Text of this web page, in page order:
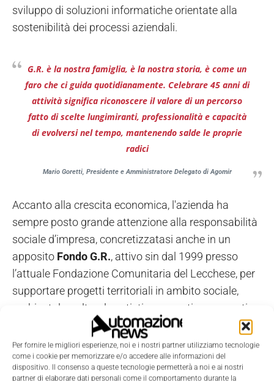
Per fornire le migliori esperienze, noi e i nostri partner utilizziamo tecnologie
come i cookie per memorizzare e/o accedere alle informazioni del
dispositivo. Il consenso a queste tecnologie permetterà a noi e ai nostri
partner di elaborare dati personali come il comportamento durante la
sviluppo di soluzioni informatiche orientate alla
sostenibilità dei processi aziendali.
G.R. è la nostra famiglia, è la nostra storia, è come un
faro che ci guida quotidianamente. Celebrare 45 anni di
attività significa riconoscere il valore di un percorso
fatto di scelte lungimiranti, professionalità e capacità
di evolversi nel tempo, mantenendo salde le proprie
radici
Mario Goretti, Presidente e Amministratore Delegato di Agomir
Accanto alla crescita economica, l'azienda ha
sempre posto grande attenzione alla responsabilità
sociale d’impresa, concretizzatasi anche in un
apposito Fondo G.R., attivo sin dal 1999 presso
l’attuale Fondazione Comunitaria del Lecchese, per
supportare progetti territoriali in ambito sociale,
ambientale, culturale, artistico e sportivo, coerenti
con i valori aziendali.
Leggi anche: